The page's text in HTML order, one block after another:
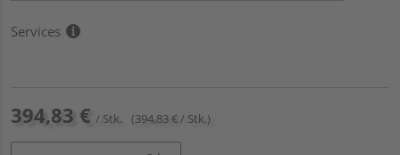
Services
394,83 € / Stk. (394,83 € / Stk.)